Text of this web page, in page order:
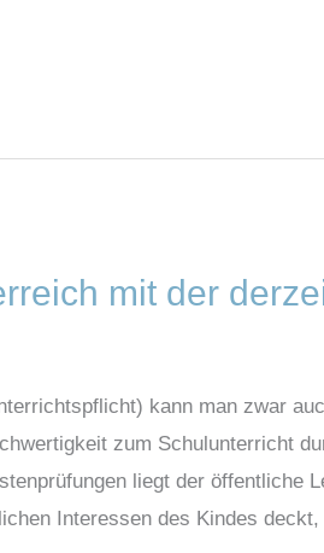
mit der
kann man zwar
zum Schulunterricht
liegt der öffentliche
Interessen des Kindes deckt,